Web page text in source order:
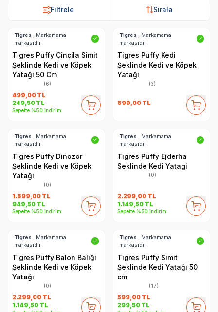
Filtrele Sırala
Filtrele Sırala
Tigres
, Markamama
markasıdır.
✓
Tigres Puffy Çinçila Simit
Şeklinde Kedi ve Köpek
Yatağı 50 Cm
(6)
499,00 TL
249,50 TL
Sepette %50 indirim
Tigres
, Markamama
markasıdır.
✓
Tigres Puffy Kedi
Şeklinde Kedi ve Köpek
Yatağı
(3)
899,00 TL
Tigres
, Markamama
markasıdır.
✓
Tigres Puffy Dinozor
Şeklinde Kedi ve Köpek
Yatağı
(0)
1.899,00 TL
949,50 TL
Sepette %50 indirim
Tigres
, Markamama
markasıdır.
✓
Tigres Puffy Ejderha
Seklinde Kedi Yatagi
(0)
2.299,00 TL
1.149,50 TL
Sepette %50 indirim
Tigres
, Markamama
markasıdır.
✓
Tigres Puffy Balon Balığı
Şeklinde Kedi ve Köpek
Yatağı
(0)
2.299,00 TL
1.149,50 TL
Tigres
, Markamama
markasıdır.
✓
Tigres Puffy Simit
Şeklinde Kedi Yatağı 50
cm
(17)
599,00 TL
299,50 TL